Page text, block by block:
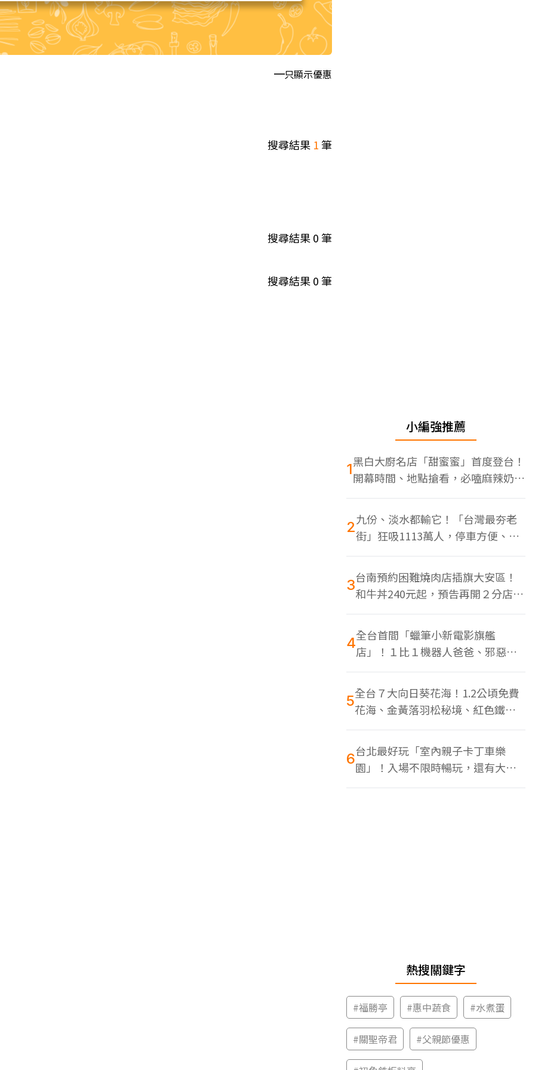
只顯示優惠
搜尋結果 1筆
搜尋結果0筆
搜尋結果0筆
小編強推薦
1黑白大廚名店「甜蜜蜜」首度登台！
開幕時間、地點搶看，必嗑麻辣奶油
蝦
2九份、淡水都輸它！「台灣最夯老
街」狂吸1113萬人，停車方便、特
色美食多
3台南預約困難燒肉店插旗大安區！
和牛丼240元起，預告再開２分店、
地點曝光
4全台首間「蠟筆小新電影旗艦
店」！１比１機器人爸爸、邪惡正
男，百款周邊買翻
5全台７大向日葵花海！1.2公頃免費
花海、金黃落羽松秘境、紅色鐵橋
同框
6台北最好玩「室內親子卡丁車樂
園」！入場不限時暢玩，還有大螢
幕Switch遊戲區
熱搜關鍵字
#福勝亭 #惠中蔬食 #水煮蛋
#關聖帝君 #父親節優惠